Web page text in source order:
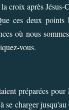
croix après Jésus-
ces deux points
où nous
vous.
préparées
charger